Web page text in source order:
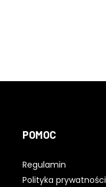
POMOC
Regulamin
Polityka prywatności